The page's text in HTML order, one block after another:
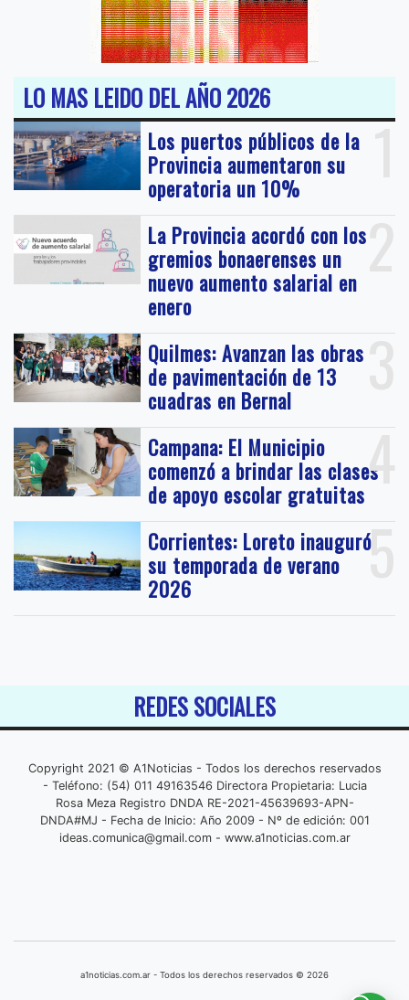
LO MAS LEIDO DEL AÑO 2026
1
Los puertos públicos de la
Provincia aumentaron su
operatoria un 10%
2
La Provincia acordó con los
gremios bonaerenses un
nuevo aumento salarial en
enero
3
Quilmes: Avanzan las obras
de pavimentación de 13
cuadras en Bernal
4
Campana: El Municipio
comenzó a brindar las clases
de apoyo escolar gratuitas
5
Corrientes: Loreto inauguró
su temporada de verano
2026
REDES SOCIALES
Copyright 2021 © A1Noticias - Todos los derechos reservados
- Teléfono: (54) 011 49163546 Directora Propietaria: Lucia
Rosa Meza Registro DNDA RE-2021-45639693-APN-
DNDA#MJ - Fecha de Inicio: Año 2009 - Nº de edición: 001
ideas.comunica@gmail.com- www.a1noticias.com.ar
a1noticias.com.ar - Todos los derechos reservados © 2026